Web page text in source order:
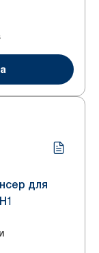
для